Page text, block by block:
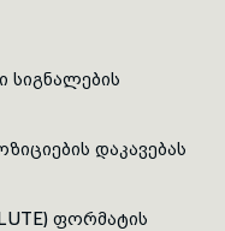
დაკავებას
ფორმატის